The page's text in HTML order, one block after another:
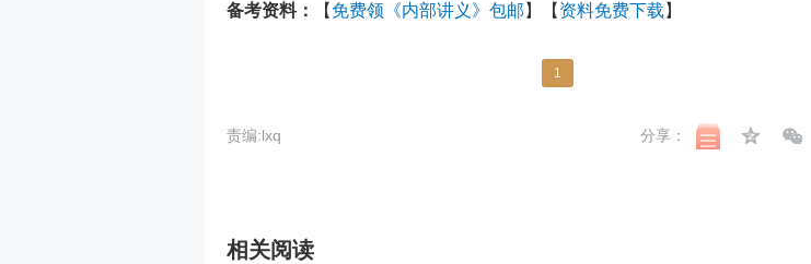
备考资料： 【 免费领《内部讲义》包邮 】【 资料免费下载 】
1
责编:lxq 分享：
相关阅读